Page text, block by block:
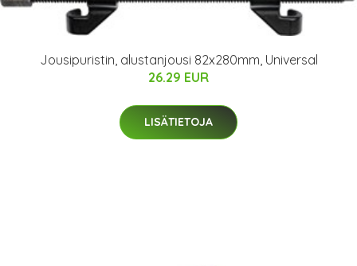
Jousipuristin, alustanjousi 82x280mm, Universal
26.29 EUR
LISÄTIETOJA